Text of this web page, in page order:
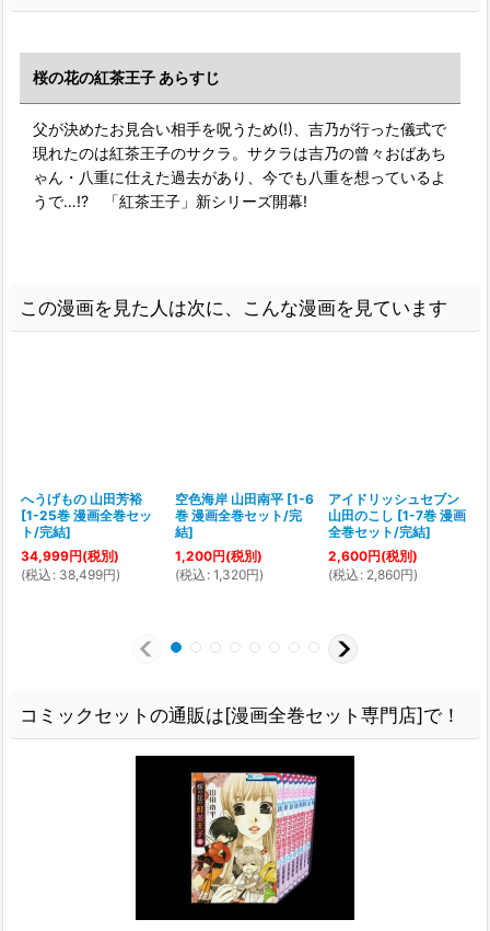
桜の花の紅茶王子 あらすじ
父が決めたお見合い相手を呪うため(!)、吉乃が行った儀式で
現れたのは紅茶王子のサクラ。サクラは吉乃の曾々おばあち
ゃん・八重に仕えた過去があり、今でも八重を想っているよ
うで…!? 「紅茶王子」新シリーズ開幕!
この漫画を見た人は次に、こんな漫画を見ています
へうげもの 山田芳裕
[1-25巻 漫画全巻セッ
ト/完結]
34,999円(税別)
(税込 : 38,499円)
空色海岸 山田南平 [1-6
巻 漫画全巻セット/完
結]
1,200円(税別)
(税込 : 1,320円)
アイドリッシュセブン
山田のこし [1-7巻 漫画
全巻セット/完結]
2,600円(税別)
(税込 : 2,860円)
コミックセットの通販は[漫画全巻セット専門店]で！